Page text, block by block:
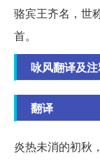
骆宾王齐名，世
首。
咏风翻译及
翻译
炎热未消的初秋